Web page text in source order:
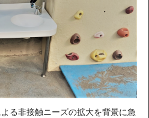
る非接触ニーズの拡大を背景に急